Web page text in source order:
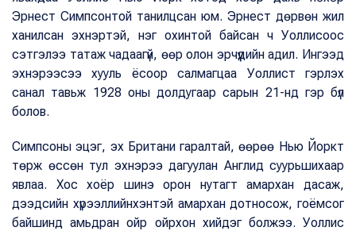
Эрнест Симпсонтой танилцсан юм. Эрнест дөрвөн жил
ханилсан эхнэртэй, нэг охинтой байсан ч Уоллисоос
сэтгэлээ татаж чадаагүй, өөр олон эрчүүдийн адил. Ингээд
эхнэрээсээ хууль ёсоор салмагцаа Уоллист гэрлэх
санал тавьж 1928 оны долдугаар сарын 21-нд гэр бүл
болов.
Симпсоны эцэг, эх Британи гаралтай, өөрөө Нью Йоркт
төрж өссөн тул эхнэрээ дагуулан Англид суурьшихаар
явлаа. Хос хоёр шинэ орон нутагт амархан дасаж,
дээдсийн хүрээллийнхэнтэй амархан дотносож, гоёмсог
байшинд амьдран ойр ойрхон хийдэг болжээ. Уоллис